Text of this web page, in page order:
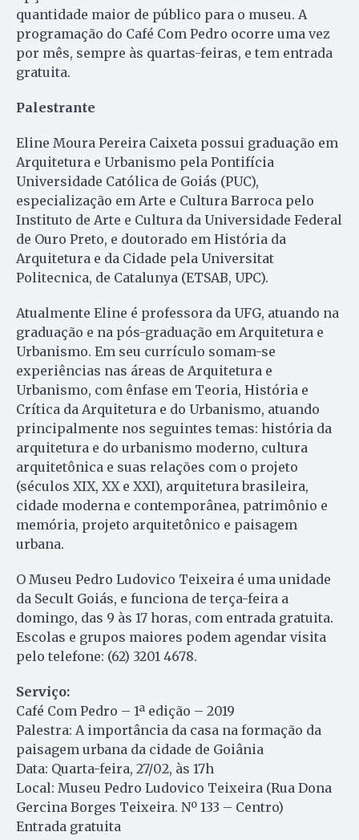
quantidade maior de público para o museu. A
programação do Café Com Pedro ocorre uma vez
por mês, sempre às quartas-feiras, e tem entrada
gratuita.
Palestrante
Eline Moura Pereira Caixeta possui graduação em
Arquitetura e Urbanismo pela Pontifícia
Universidade Católica de Goiás (PUC),
especialização em Arte e Cultura Barroca pelo
Instituto de Arte e Cultura da Universidade Federal
de Ouro Preto, e doutorado em História da
Arquitetura e da Cidade pela Universitat
Politecnica, de Catalunya (ETSAB, UPC).
Atualmente Eline é professora da UFG, atuando na
graduação e na pós-graduação em Arquitetura e
Urbanismo. Em seu currículo somam-se
experiências nas áreas de Arquitetura e
Urbanismo, com ênfase em Teoria, História e
Crítica da Arquitetura e do Urbanismo, atuando
principalmente nos seguintes temas: história da
arquitetura e do urbanismo moderno, cultura
arquitetônica e suas relações com o projeto
(séculos XIX, XX e XXI), arquitetura brasileira,
cidade moderna e contemporânea, patrimônio e
memória, projeto arquitetônico e paisagem
urbana.
O Museu Pedro Ludovico Teixeira é uma unidade
da Secult Goiás, e funciona de terça-feira a
domingo, das 9 às 17 horas, com entrada gratuita.
Escolas e grupos maiores podem agendar visita
pelo telefone: (62) 3201 4678.
Serviço:
Café Com Pedro – 1ª edição – 2019
Palestra: A importância da casa na formação da
paisagem urbana da cidade de Goiânia
Data: Quarta-feira, 27/02, às 17h
Local: Museu Pedro Ludovico Teixeira (Rua Dona
Gercina Borges Teixeira. Nº 133 – Centro)
Entrada gratuita